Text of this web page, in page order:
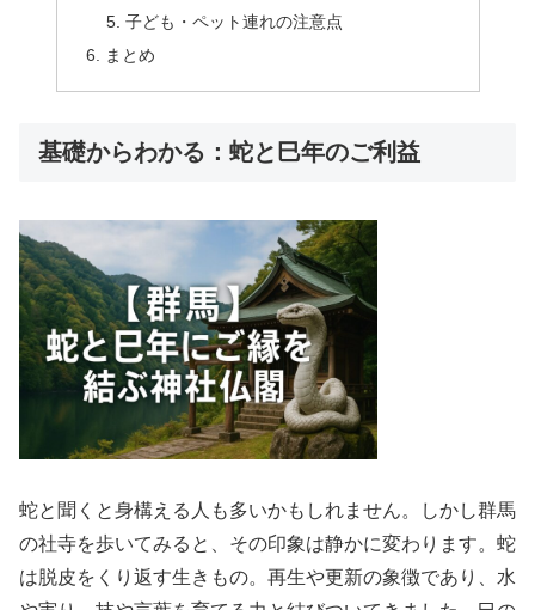
子ども・ペット連れの注意点
まとめ
基礎からわかる：蛇と巳年のご利益
蛇と聞くと身構える人も多いかもしれません。しかし群馬
の社寺を歩いてみると、その印象は静かに変わります。蛇
は脱皮をくり返す生きもの。再生や更新の象徴であり、水